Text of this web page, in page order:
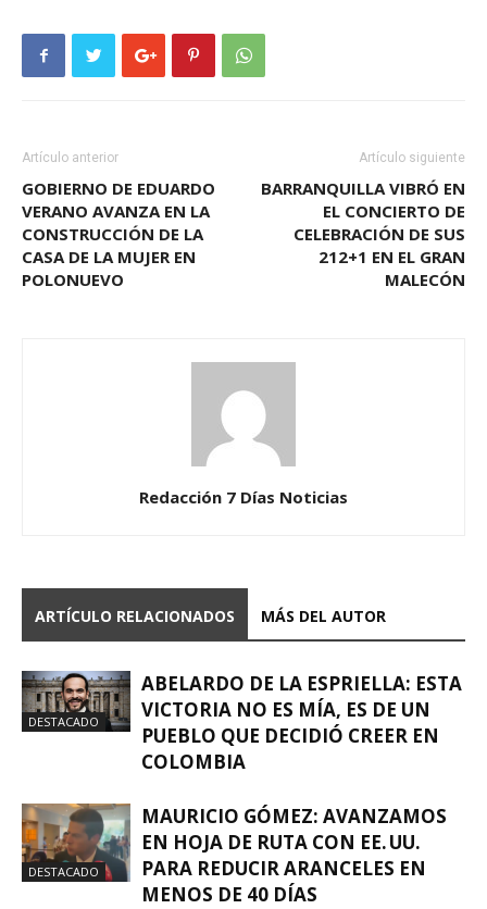
Artículo anterior
GOBIERNO DE EDUARDO
VERANO AVANZA EN LA
CONSTRUCCIÓN DE LA
CASA DE LA MUJER EN
POLONUEVO
Artículo siguiente
BARRANQUILLA VIBRÓ EN
EL CONCIERTO DE
CELEBRACIÓN DE SUS
212+1 EN EL GRAN
MALECÓN
Redacción 7 Días Noticias
ARTÍCULO RELACIONADOS MÁS DEL AUTOR
DESTACADO
ABELARDO DE LA ESPRIELLA: ESTA
VICTORIA NO ES MÍA, ES DE UN
PUEBLO QUE DECIDIÓ CREER EN
COLOMBIA
DESTACADO
MAURICIO GÓMEZ: AVANZAMOS
EN HOJA DE RUTA CON EE. UU.
PARA REDUCIR ARANCELES EN
MENOS DE 40 DÍAS